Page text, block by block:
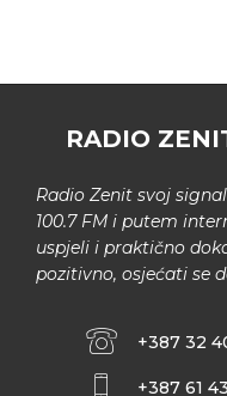
RADIO
Radio Zenit svoj
100.7 FM i putem
uspjeli i praktično
pozitivno, osjećati se
+387 32
+387 61